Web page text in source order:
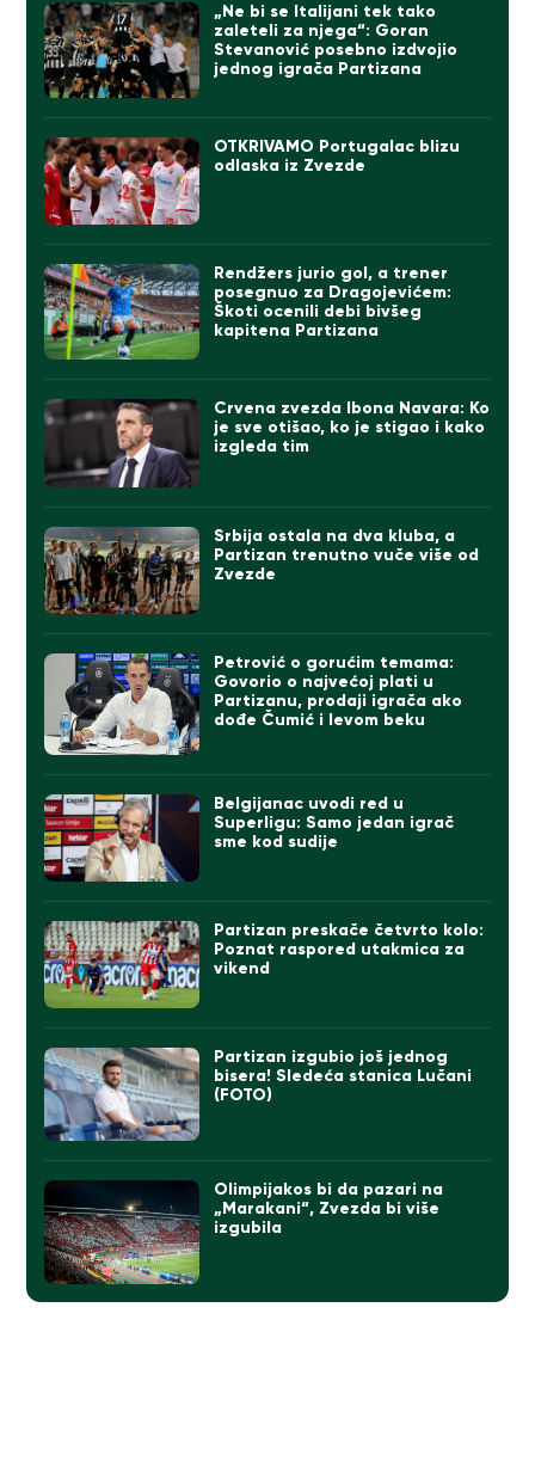
„Ne bi se Italijani tek tako
zaleteli za njega“: Goran
Stevanović posebno izdvojio
jednog igrača Partizana
OTKRIVAMO Portugalac blizu
odlaska iz Zvezde
Rendžers jurio gol, a trener
posegnuo za Dragojevićem:
Škoti ocenili debi bivšeg
kapitena Partizana
Crvena zvezda Ibona Navara: Ko
je sve otišao, ko je stigao i kako
izgleda tim
Srbija ostala na dva kluba, a
Partizan trenutno vuče više od
Zvezde
Petrović o gorućim temama:
Govorio o najvećoj plati u
Partizanu, prodaji igrača ako
dođe Čumić i levom beku
Belgijanac uvodi red u
Superligu: Samo jedan igrač
sme kod sudije
Partizan preskače četvrto kolo:
Poznat raspored utakmica za
vikend
Partizan izgubio još jednog
bisera! Sledeća stanica Lučani
(FOTO)
Olimpijakos bi da pazari na
„Marakani“, Zvezda bi više
izgubila